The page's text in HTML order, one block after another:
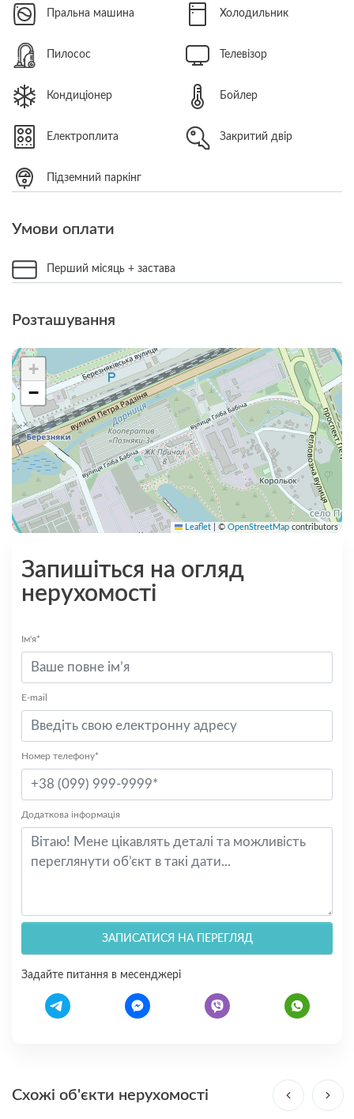
Пральна машина Холодильник
Пилосос Телевізор
Кондиціонер Бойлер
Електроплита Закритий двір
Підземний паркінг
Умови оплати
Перший місяць + застава
Розташування
+
−
Leaflet © OpenStreetMap contributors
Запишіться на огляд
нерухомості
Ім'я*
E-mail
Номер телефону*
Додаткова інформація
ЗАПИСАТИСЯ НА ПЕРЕГЛЯД
Задайте питання в месенджері
Схожі об'єкти нерухомості